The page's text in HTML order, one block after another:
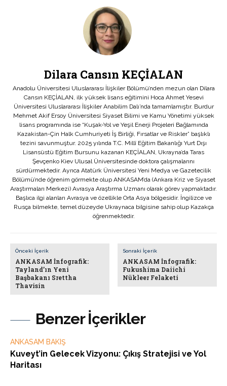
Benzer İçerikler
ANKASAM BAKIŞ
Kuveyt’in Gelecek Vizyonu: Çıkış Stratejisi ve Yol
Haritası
Dilara Cansın KEÇİALAN
Anadolu Üniversitesi Uluslararası İlişkiler Bölümü’nden mezun olan Dilara
Cansın KEÇİALAN, ilk yüksek lisans eğitimini Hoca Ahmet Yesevi
Üniversitesi Uluslararası İlişkiler Anabilim Dalı’nda tamamlamıştır. Burdur
Mehmet Akif Ersoy Üniversitesi Siyaset Bilimi ve Kamu Yönetimi yüksek
lisans programında ise “Kuşak-Yol ve Yeşil Enerji Projeleri Bağlamında
Kazakistan-Çin Halk Cumhuriyeti İş Birliği, Fırsatlar ve Riskler” başlıklı
tezini savunmuştur. 2025 yılında T.C. Millî Eğitim Bakanlığı Yurt Dışı
Lisansüstü Eğitim Bursunu kazanan KEÇİALAN, Ukrayna’da Taras
Şevçenko Kiev Ulusal Üniversitesinde doktora çalışmalarını
sürdürmektedir. Ayrıca Atatürk Üniversitesi Yeni Medya ve Gazetecilik
Bölümü’nde öğrenim görmekte olup ANKASAM’da (Ankara Kriz ve Siyaset
Araştırmaları Merkezi) Avrasya Araştırma Uzmanı olarak görev yapmaktadır.
Başlıca ilgi alanları Avrasya ve özellikle Orta Asya bölgesidir. İngilizce ve
Rusça bilmekte, temel düzeyde Ukraynaca bilgisine sahip olup Kazakça
öğrenmektedir.
Önceki İçerik
ANKASAM İnfografik:
Tayland’ın Yeni
Başbakanı Srettha
Thavisin
Sonraki İçerik
ANKASAM İnfografik:
Fukushima Daiichi
Nükleer Felaketi